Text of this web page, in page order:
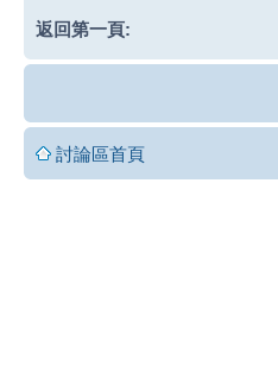
返回第一頁:
討論區首頁